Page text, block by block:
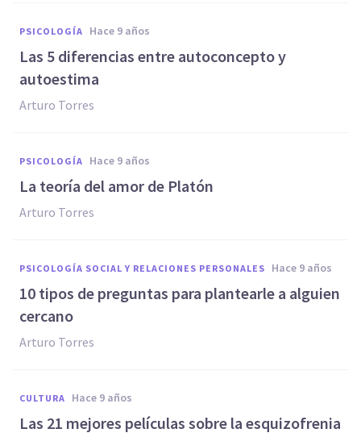
PSICOLOGÍA hace 9 años
​Las 5 diferencias entre autoconcepto y
autoestima
Arturo Torres
PSICOLOGÍA hace 9 años
La teoría del amor de Platón
Arturo Torres
PSICOLOGÍA SOCIAL Y RELACIONES PERSONALES hace 9 años
​10 tipos de preguntas para plantearle a alguien
cercano
Arturo Torres
CULTURA hace 9 años
Las 21 mejores películas sobre la esquizofrenia